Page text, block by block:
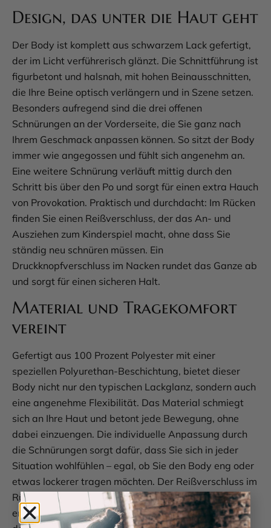
Design, das unter die Haut geht
Der Body ist komplett aus schwarzem Lack gefertigt,
der im Licht verführerisch glänzt. Die Schnittführung ist
figurbetont und halsnah, mit hohen Beinausschnitten,
die Ihre Beine optisch verlängern und in Szene setzen.
Besonders aufregend sind die drei offenen
Schnürungen an der Vorderseite, die Sie ganz nach
Ihrem Geschmack anpassen können. So sitzt der Body
immer wie angegossen und fühlt sich angenehm an.
Eine weitere Schnürung verläuft mittig durch den
Schritt bis über den Po und sorgt für einen extra Hauch
von Provokation. Praktisch und durchdacht: Im Rücken
finden Sie einen Reißverschluss, der das An- und
Ausziehen zum Kinderspiel macht, ohne dass Sie
ständig neu schnüren müssen. Ein
Druckknopfverschluss im Nacken rundet das Ganze ab
und sorgt für einen sicheren Halt.
Material und Tragekomfort
vereint
Gefertigt aus 100 Prozent Polyester mit einer
speziellen Polyurethan-Beschichtung, bietet dieser
Body nicht nur den typischen Lackglanz, sondern auch
eine angenehme Flexibilität. Das Material schmiegt
sich an Ihre Haut und betont jede Bewegung, ohne
dabei einzuengen. Die individuelle Anpassung durch
die Schnürungen sorgt dafür, dass Sie sich in jeder
Situation wohlfühlen – egal, ob Sie den Body eng oder
etwas lockerer tragen möchten. Der Reißverschluss im
Rücken ist ein weiteres Highlight, das den Komfort
erhöht, denn so sind Sie im Handumdrehen bereit für